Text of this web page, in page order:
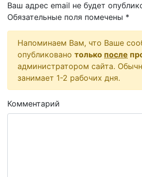
Ваш адрес email не будет
Обязательные поля помечены *
Напоминаем Вам, что Ваше
опубликовано только после
администратором сайта.
занимает 1-2 рабочих дня.
Комментарий